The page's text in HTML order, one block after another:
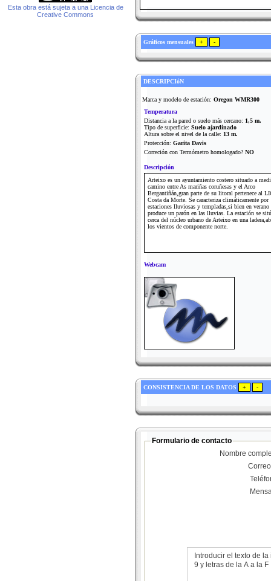
Esta obra está sujeta a una Licencia de
Creative Commons
Gráficos mensuales
DESCRIPCIóN
Marca y modelo de estación: Oregon WMR300
Temperatura
Distancia a la pared o suelo más cercano: 1,5 m.
Tipo de superficie: Suelo ajardinado
Altura sobre el nivel de la calle: 13 m.
Protección: Garita Davis
Correción con Termómetro homologado? NO
Descripción
Arteixo es un ayuntamiento costero situado a
camino entre As mariñas coruñesas y el Arco
Bergantiñán,gran parte de su litoral pertenece al
Costa da Morte. Se caracteriza climáticamente por
estaciones lluviosas y templadas,si bien en verano
produce un parón en las lluvias. La estación se
cerca del núcleo urbano de Arteixo en una
los vientos de componente norte.
Webcam
CONSISTENCIA DE LOS DATOS
Formulario de contacto
Nombre
Introducir el texto de
9 y letras de la A a la F